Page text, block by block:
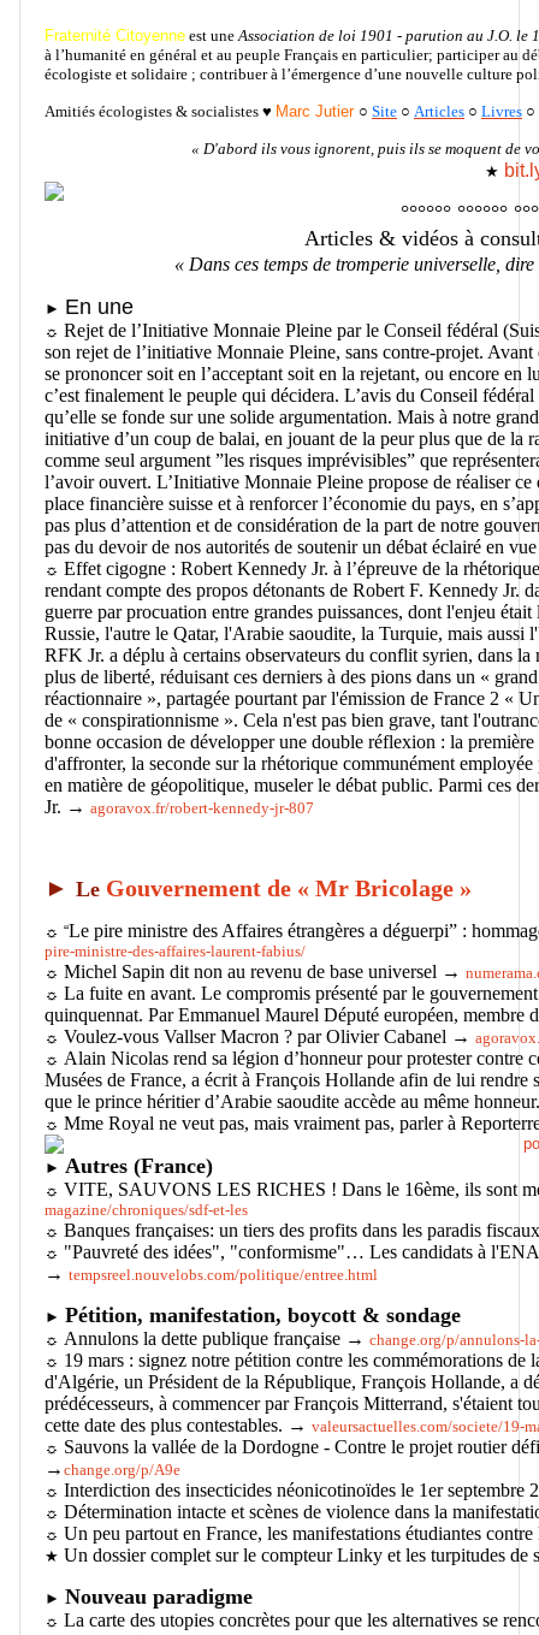
Fraternité Citoyenne est uneAssociation de loi 1901 - parution au J.O. le
à l’humanité en général et au peuple Français en particulier; participer au
écologiste et solidaire ; contribuer à l’émergence d’une nouvelle culture
Amitiés écologistes & socialistes ♥ Marc Jutier ○ Site ○ Articles ○ Livres ○
« D'abord ils vous ignorent, puis ils se moquent de
★
°°°°°° °°°°°°
Articles & vidéos à
« Dans ces temps de tromperie universelle,
► En une
☼ Rejet de l’Initiative Monnaie Pleine par le Conseil fédéral
son rejet de l’initiative Monnaie Pleine, sans contre-projet.
se prononcer soit en l’acceptant soit en la rejetant, ou encore
c’est finalement le peuple qui décidera. L’avis du Conseil
qu’elle se fonde sur une solide argumentation. Mais à notre
initiative d’un coup de balai, en jouant de la peur plus que de la
comme seul argument ”les risques imprévisibles” que
l’avoir ouvert. L’Initiative Monnaie Pleine propose de réaliser
place financière suisse et à renforcer l’économie du pays, en
pas plus d’attention et de considération de la part de notre
pas du devoir de nos autorités de soutenir un débat éclairé en
☼ Effet cigogne : Robert Kennedy Jr. à l’épreuve de la
rendant compte des propos détonants de Robert F. Kennedy
guerre par procuation entre grandes puissances, dont l'enjeu
Russie, l'autre le Qatar, l'Arabie saoudite, la Turquie, mais
RFK Jr. a déplu à certains observateurs du conflit syrien, dans
plus de liberté, réduisant ces derniers à des pions dans un «
réactionnaire », partagée pourtant par l'émission de France 2 «
de « conspirationnisme ». Cela n'est pas bien grave, tant
bonne occasion de développer une double réflexion : la
d'affronter, la seconde sur la rhétorique communément
en matière de géopolitique, museler le débat public. Parmi ces
Jr. → agoravox.fr/robert-kennedy-jr-807
► Le Gouvernement de « Mr Bricolage »
☼ “Le pire ministre des Affaires étrangères a déguerpi” :
pire-ministre-des-affaires-laurent-fabius/
☼ Michel Sapin dit non au revenu de base universel →
☼ La fuite en avant. Le compromis présenté par le
quinquennat. Par Emmanuel Maurel Député européen,
☼ Voulez-vous Vallser Macron ? par Olivier Cabanel →
☼ Alain Nicolas rend sa légion d’honneur pour protester contre
Musées de France, a écrit à François Hollande afin de lui rendre
que le prince héritier d’Arabie saoudite accède au même
☼ Mme Royal ne veut pas, mais vraiment pas, parler à
► Autres (France)
☼ VITE, SAUVONS LES RICHES ! Dans le 16ème, ils sont
magazine/chroniques/sdf-et-les
☼ Banques françaises: un tiers des profits dans les paradis
☼ "Pauvreté des idées", "conformisme"… Les candidats à
→ tempsreel.nouvelobs.com/politique/entree.html
► Pétition, manifestation, boycott & sondage
☼ Annulons la dette publique française → change.org/p/annulons-
☼ 19 mars : signez notre pétition contre les commémorations
d'Algérie, un Président de la République, François Hollande, a
prédécesseurs, à commencer par François Mitterrand, s'étaient
cette date des plus contestables. → valeursactuelles.com/societe/19-
☼ Sauvons la vallée de la Dordogne - Contre le projet routier
→ change.org/p/A9e
☼ Interdiction des insecticides néonicotinoïdes le 1er
☼ Détermination intacte et scènes de violence dans la
☼ Un peu partout en France, les manifestations étudiantes
★ Un dossier complet sur le compteur Linky et les turpitudes
► Nouveau paradigme
☼ La carte des utopies concrètes pour que les alternatives se